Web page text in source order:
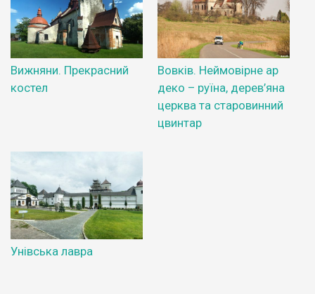
Вижняни. Прекрасний
костел
Вовків. Неймовірне ар
деко – руїна, дерев’яна
церква та старовинний
цвинтар
Унівська лавра